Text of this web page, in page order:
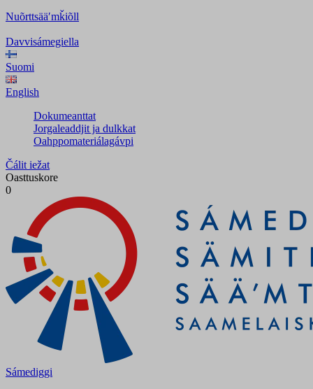
Nuõrttsääʹmǩiõll
Davvisámegiella
Suomi
English
Dokumeanttat
Jorgaleaddjit ja dulkkat
Oahppomateriálagávpi
Čálit iežat
Oasttuskore
0
Sámediggi